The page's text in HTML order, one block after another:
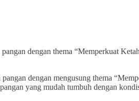
dengan thema “Memperkuat
dengan mengusung thema
yang mudah tumbuh dengan